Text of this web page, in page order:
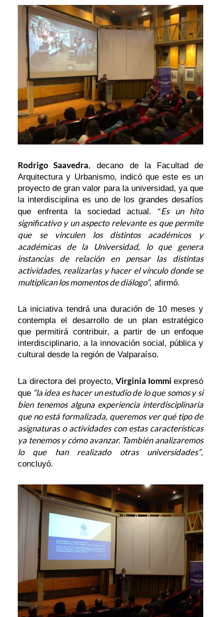
Rodrigo Saavedra, decano de la Facultad de
Arquitectura y Urbanismo, indicó que este es un
proyecto de gran valor para la universidad, ya que
la interdisciplina es uno de los grandes desafíos
que enfrenta la sociedad actual. “Es un hito
significativo y un aspecto relevante es que permite
que se vinculen los distintos académicos y
académicas de la Universidad, lo que genera
instancias de relación en pensar las distintas
actividades, realizarlas y hacer el vínculo donde se
multiplican los momentos de diálogo”, afirmó.
La iniciativa tendrá una duración de 10 meses y
contempla el desarrollo de un plan estratégico
que permitirá contribuir, a partir de un enfoque
interdisciplinario, a la innovación social, pública y
cultural desde la región de Valparaíso.
La directora del proyecto, Virginia Iommi expresó
que “la idea es hacer un estudio de lo que somos y si
bien tenemos alguna experiencia interdisciplinaria
que no está formalizada, queremos ver qué tipo de
asignaturas o actividades con estas características
ya tenemos y cómo avanzar. También analizaremos
lo que han realizado otras universidades”,
concluyó.